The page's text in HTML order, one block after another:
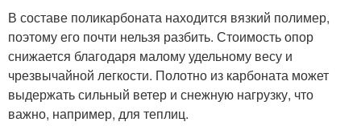
В составе поликарбоната находится вязкий полимер,
поэтому его почти нельзя разбить. Стоимость опор
снижается благодаря малому удельному весу и
чрезвычайной легкости. Полотно из карбоната может
выдержать сильный ветер и снежную нагрузку, что
важно, например, для теплиц.